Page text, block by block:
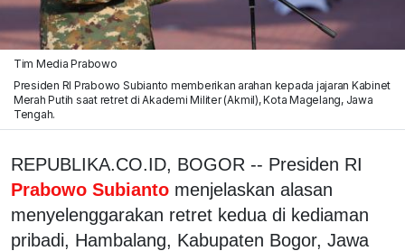
Tim Media Prabowo
Presiden RI Prabowo Subianto memberikan arahan kepada jajaran Kabinet
Merah Putih saat retret di Akademi Militer (Akmil), Kota Magelang, Jawa
Tengah.
REPUBLIKA.CO.ID, BOGOR -- Presiden RI
Prabowo Subianto menjelaskan alasan
menyelenggarakan retret kedua di kediaman
pribadi, Hambalang, Kabupaten Bogor, Jawa